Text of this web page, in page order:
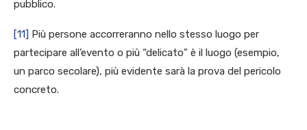
pubblico.
[11] Più persone accorreranno nello stesso luogo per
partecipare all’evento o più “delicato” è il luogo (esempio,
un parco secolare), più evidente sarà la prova del pericolo
concreto.